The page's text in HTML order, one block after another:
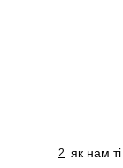
2 як нам